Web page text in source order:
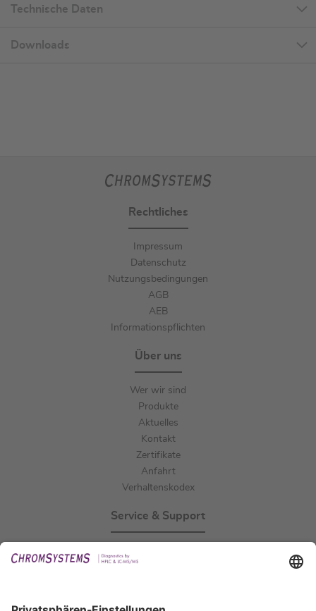
Technische Daten
Downloads
Rechtliches
Impressum
Datenschutz
Nutzungsbedingungen
AGB
AEB
Informationspflichten
Über uns
Wer wir sind
Produkte
Aktuelles
Kontakt
Zertifikate
Anfahrt
Verhaltenskodex
Service & Support